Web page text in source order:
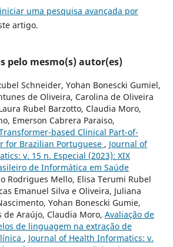
iniciar uma pesquisa avançada por
artigo.
pelo mesmo(s) autor(es)
Schneider, Yohan Bonescki Gumiel,
de Oliveira, Carolina de Oliveira
Rubel Barzotto, Claudia Moro,
Emerson Cabrera Paraiso,
based Clinical Part-of-
for Brazilian Portuguese , Journal of
v. 15 n. Especial (2023): XIX
de Informática em Saúde
Rodrigues Mello, Elisa Terumi Rubel
Emanuel Silva e Oliveira, Juliana
Yohan Bonescki Gumie,
de Araújo, Claudia Moro, Avaliação de
de linguagem na extração de
, Journal of Health Informatics: v.